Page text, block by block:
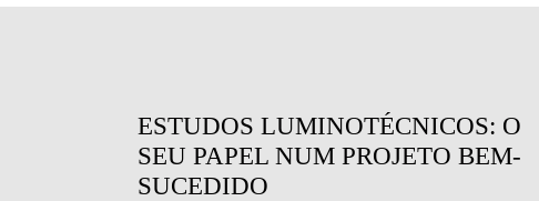
ESTUDOS LUMINOTÉCNICOS: O
SEU PAPEL NUM PROJETO BEM-
SUCEDIDO